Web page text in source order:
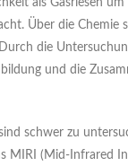
als Gasriesen
Über die
die
und die
schwer zu
MIRI (Mid-